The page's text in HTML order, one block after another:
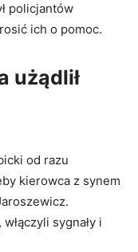
policjantów
ich o pomoc.
użądlił
od razu
kierowca z synem
sygnały i